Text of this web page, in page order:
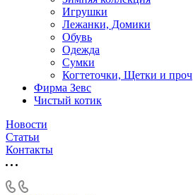
Игрушки
Лежанки, Домики
Обувь
Одежда
Сумки
Когтеточки, Щетки и проч
Фирма Зевс
Чистый котик
Новости
Статьи
Контакты